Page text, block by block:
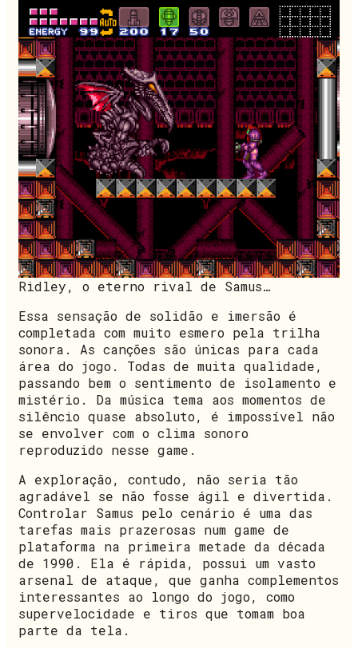
Ridley, o eterno rival de Samus…
Essa sensação de solidão e imersão é
completada com muito esmero pela trilha
sonora. As canções são únicas para cada
área do jogo. Todas de muita qualidade,
passando bem o sentimento de isolamento e
mistério. Da música tema aos momentos de
silêncio quase absoluto, é impossível não
se envolver com o clima sonoro
reproduzido nesse game.
A exploração, contudo, não seria tão
agradável se não fosse ágil e divertida.
Controlar Samus pelo cenário é uma das
tarefas mais prazerosas num game de
plataforma na primeira metade da década
de 1990. Ela é rápida, possui um vasto
arsenal de ataque, que ganha complementos
interessantes ao longo do jogo, como
supervelocidade e tiros que tomam boa
parte da tela.